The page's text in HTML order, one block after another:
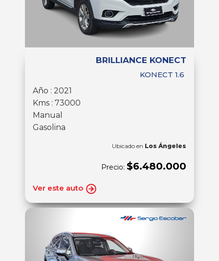
BRILLIANCE KONECT
KONECT 1.6
Año : 2021
Kms : 73000
Manual
Gasolina
Ubicado en Los Ángeles
Precio: $6.480.000
Ver este auto